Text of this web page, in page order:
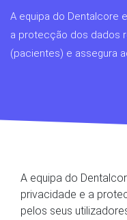
A equipa do Dentalcore
a protecção dos dados
(pacientes) e assegura
A equipa do
privacidade e a
pelos seus